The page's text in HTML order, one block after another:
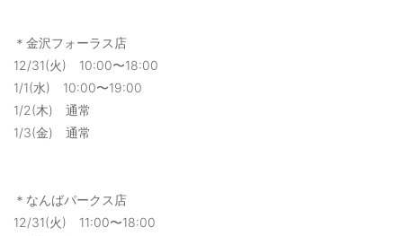
＊金沢フォーラス店
12/31(火) 10:00〜18:00
1/1(水) 10:00〜19:00
1/2(木) 通常
1/3(金) 通常
＊なんばパークス店
12/31(火) 11:00〜18:00